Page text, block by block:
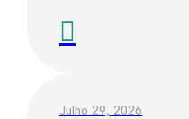
Julho 29, 2026